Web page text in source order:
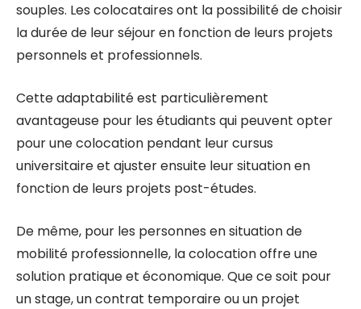
souples. Les colocataires ont la possibilité de choisir
la durée de leur séjour en fonction de leurs projets
personnels et professionnels.
Cette adaptabilité est particulièrement
avantageuse pour les étudiants qui peuvent opter
pour une colocation pendant leur cursus
universitaire et ajuster ensuite leur situation en
fonction de leurs projets post-études.
De même, pour les personnes en situation de
mobilité professionnelle, la colocation offre une
solution pratique et économique. Que ce soit pour
un stage, un contrat temporaire ou un projet